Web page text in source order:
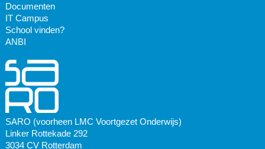
Documenten
IT Campus
School vinden?
ANBI
SARO (voorheen LMC Voortgezet Onderwijs)
Linker Rottekade 292
3034 CV Rotterdam